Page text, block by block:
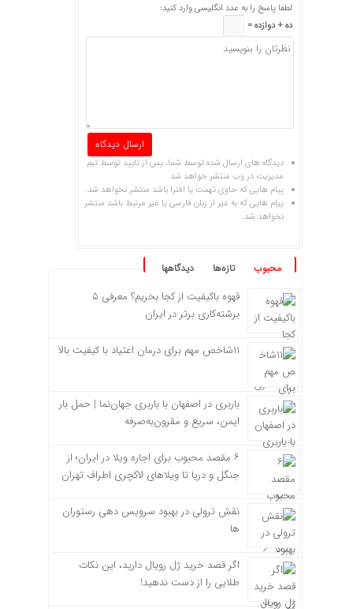
لطفا پاسخ را به عدد انگلیسی وارد کنید:
ده + دوازده =
دیدگاه های ارسال شده توسط شما، پس از تایید توسط تیم
مدیریت در وب منتشر خواهد شد.
پیام هایی که حاوی تهمت یا افترا باشد منتشر نخواهد شد.
پیام هایی که به غیر از زبان فارسی یا غیر مرتبط باشد منتشر
نخواهد شد.
محبوب تازه‌ها دیدگاهها
قهوه باکیفیت از کجا بخریم؟ معرفی ۵
برشته‌کاری برتر در ایران
۱۱شاخص مهم برای درمان اعتیاد با کیفیت بالا
باربری در اصفهان با باربری جهان‌نما | حمل بار
ایمن، سریع و مقرون‌به‌صرفه
۶ مقصد محبوب برای اجاره ویلا در ایران؛ از
جنگل و دریا تا ویلاهای لاکچری اطراف تهران
نقش ترولی در بهبود سرویس دهی رستوران
ها
اگر قصد خرید ژل رویال دارید، این نکات
طلایی را از دست ندهید!